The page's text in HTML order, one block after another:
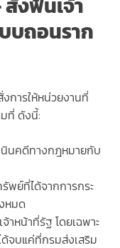
งฟันเจ้า
บถอนราก
การให้หน่วยงานที่
ที่ ดังนี้:
นินคดีทางกฎหมายกับ
พย์ที่ได้จากการกระ
หมด
าหน้าที่รัฐ โดยเฉพาะ
ด้จบแค่ที่กรมส่งเสริม